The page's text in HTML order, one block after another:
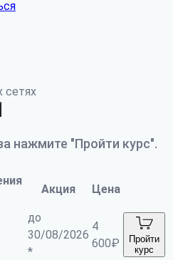
сетях
нажмите "Пройти курс".
Акция Цена
до
30/08/2026
*
4
600₽
Пройти
курс